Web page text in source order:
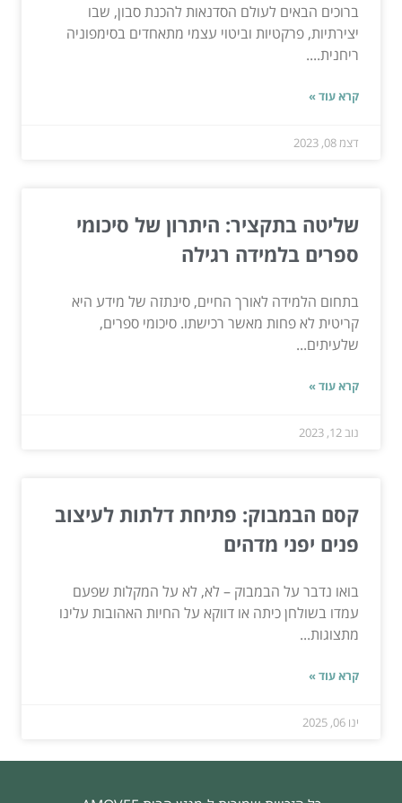
ברוכים הבאים לעולם הסדנאות להכנת סבון, שבו
יצירתיות, פרקטיות וביטוי עצמי מתאחדים בסימפוניה
ריחנית....
קרא עוד »
דצמ 08, 2023
שליטה בתקציר: היתרון של סיכומי
ספרים בלמידה רגילה
בתחום הלמידה לאורך החיים, סינתזה של מידע היא
קריטית לא פחות מאשר רכישתו. סיכומי ספרים,
שלעיתים...
קרא עוד »
נוב 12, 2023
קסם הבמבוק: פתיחת דלתות לעיצוב
פנים יפני מדהים
בואו נדבר על הבמבוק – לא, לא על המקלות שפעם
עמדו בשולחן כיתה או דווקא על החיות האהובות עלינו
מתצוגות...
קרא עוד »
ינו 06, 2025